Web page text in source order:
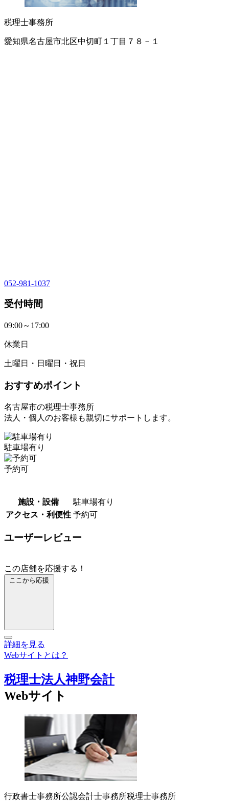
税理士事務所
愛知県名古屋市北区中切町１丁目７８－１
052-981-1037
受付時間
09:00～17:00
休業日
土曜日・日曜日・祝日
おすすめポイント
名古屋市の税理士事務所
​法人・個人のお客様も親切にサポートします。
駐車場有り
予約可
施設・設備
駐車場有り
アクセス・利便性 予約可
ユーザーレビュー
この店舗を応援する！
ここから応援
詳細を見る
Webサイトとは？
税理士法人神野会計
Webサイト
行政書士事務所公認会計士事務所税理士事務所